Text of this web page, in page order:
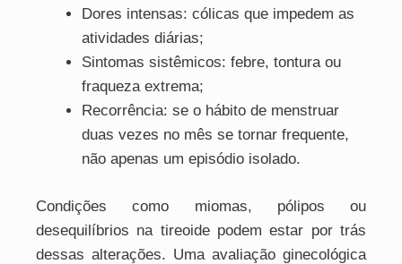
Dores intensas: cólicas que impedem as
atividades diárias;
Sintomas sistêmicos: febre, tontura ou
fraqueza extrema;
Recorrência: se o hábito de menstruar
duas vezes no mês se tornar frequente,
não apenas um episódio isolado.
Condições como miomas, pólipos ou
desequilíbrios na tireoide podem estar por trás
dessas alterações. Uma avaliação ginecológica